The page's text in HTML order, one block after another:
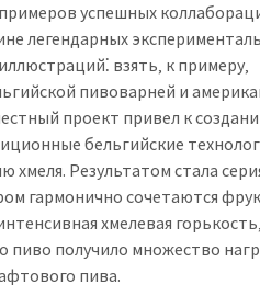
успешных
легендарных
взять‚ к примеру‚
пивоварней и
проект привел к
бельгийские
Результатом стала
гармонично сочетаются
хмелевая
пиво получило множество
пива.